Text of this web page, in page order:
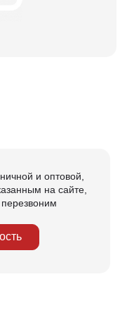
и оптовой,
на сайте,